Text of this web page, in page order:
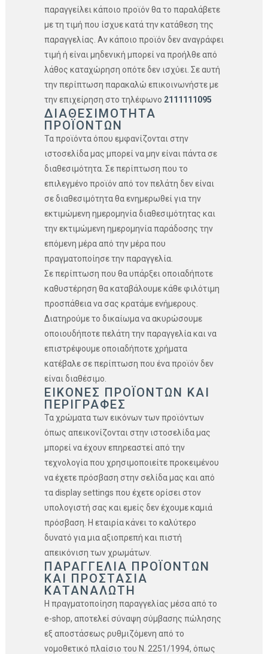
παραγγείλει κάποιο προϊόν θα το παραλάβετε
με τη τιμή που ίσχυε κατά την κατάθεση της
παραγγελίας. Αν κάποιο προϊόν δεν αναγράφει
τιμή ή είναι μηδενική μπορεί να προήλθε από
λάθος καταχώρηση οπότε δεν ισχύει. Σε αυτή
την περίπτωση παρακαλώ επικοινωνήστε με
την επιχείρηση στο τηλέφωνο 2111111095
ΔΙΑΘΕΣΙΜΟΤΗΤΑ
ΠΡΟΪΟΝΤΩΝ
Τα προϊόντα όπου εμφανίζονται στην
ιστοσελίδα μας μπορεί να μην είναι πάντα σε
διαθεσιμότητα. Σε περίπτωση που το
επιλεγμένο προϊόν από τον πελάτη δεν είναι
σε διαθεσιμότητα θα ενημερωθεί για την
εκτιμώμενη ημερομηνία διαθεσιμότητας και
την εκτιμώμενη ημερομηνία παράδοσης την
επόμενη μέρα από την μέρα που
πραγματοποίησε την παραγγελία.
Σε περίπτωση που θα υπάρξει οποιαδήποτε
καθυστέρηση θα καταβάλουμε κάθε φιλότιμη
προσπάθεια να σας κρατάμε ενήμερους.
Διατηρούμε το δικαίωμα να ακυρώσουμε
οποιουδήποτε πελάτη την παραγγελία και να
επιστρέψουμε οποιαδήποτε χρήματα
κατέβαλε σε περίπτωση που ένα προϊόν δεν
είναι διαθέσιμο.
ΕΙΚΟΝΕΣ ΠΡΟΪΟΝΤΩΝ ΚΑΙ
ΠΕΡΙΓΡΑΦΕΣ
Τα χρώματα των εικόνων των προϊόντων
όπως απεικονίζονται στην ιστοσελίδα μας
μπορεί να έχουν επηρεαστεί από την
τεχνολογία που χρησιμοποιείτε προκειμένου
να έχετε πρόσβαση στην σελίδα μας και από
τα display settings που έχετε ορίσει στον
υπολογιστή σας και εμείς δεν έχουμε καμιά
πρόσβαση. Η εταιρία κάνει το καλύτερο
δυνατό για μια αξιοπρεπή και πιστή
απεικόνιση των χρωμάτων.
ΠΑΡΑΓΓΕΛΙΑ ΠΡΟΪΟΝΤΩΝ
ΚΑΙ ΠΡΟΣΤΑΣΙΑ
ΚΑΤΑΝΑΛΩΤΗ
Η πραγματοποίηση παραγγελίας μέσα από το
e-shop, αποτελεί σύναψη σύμβασης πώλησης
εξ αποστάσεως ρυθμιζόμενη από το
νομοθετικό πλαίσιο του Ν. 2251/1994, όπως